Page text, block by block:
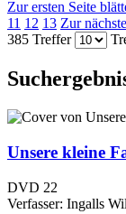
Zur ersten Seite
11 12 13 Zur
385 Treffer
Unsere kleine
DVD 22
Verfasser: Ingalls